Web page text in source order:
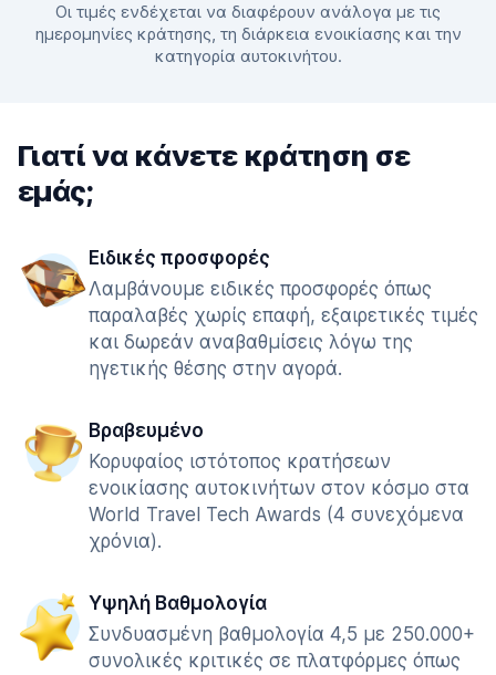
Οι τιμές ενδέχεται να διαφέρουν ανάλογα με τις
ημερομηνίες κράτησης, τη διάρκεια ενοικίασης και την
κατηγορία αυτοκινήτου.
Γιατί να κάνετε κράτηση σε
εμάς;
Ειδικές προσφορές
Λαμβάνουμε ειδικές προσφορές όπως
παραλαβές χωρίς επαφή, εξαιρετικές τιμές
και δωρεάν αναβαθμίσεις λόγω της
ηγετικής θέσης στην αγορά.
Βραβευμένο
Κορυφαίος ιστότοπος κρατήσεων
ενοικίασης αυτοκινήτων στον κόσμο στα
World Travel Tech Awards (4 συνεχόμενα
χρόνια).
Υψηλή Βαθμολογία
Συνδυασμένη βαθμολογία 4,5 με 250.000+
συνολικές κριτικές σε πλατφόρμες όπως